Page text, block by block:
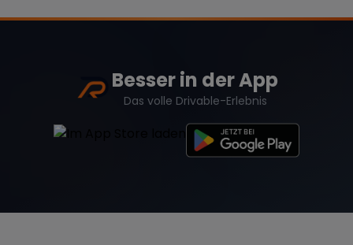
Besser in der App
Das volle Drivable-Erlebnis